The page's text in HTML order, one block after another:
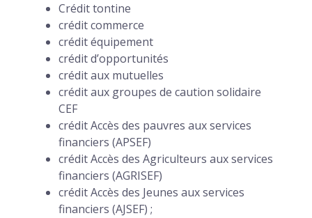
Crédit tontine
crédit commerce
crédit équipement
crédit d’opportunités
crédit aux mutuelles
crédit aux groupes de caution solidaire
CEF
crédit Accès des pauvres aux services
financiers (APSEF)
crédit Accès des Agriculteurs aux services
financiers (AGRISEF)
crédit Accès des Jeunes aux services
financiers (AJSEF) ;